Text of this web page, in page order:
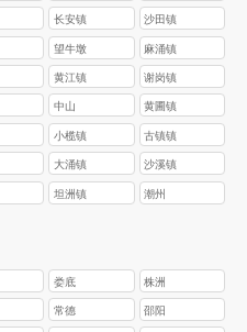
长安镇 沙田镇
望牛墩 麻涌镇
黄江镇 谢岗镇
中山 黄圃镇
小榄镇 古镇镇
大涌镇 沙溪镇
坦洲镇 潮州
娄底 株洲
常德 邵阳